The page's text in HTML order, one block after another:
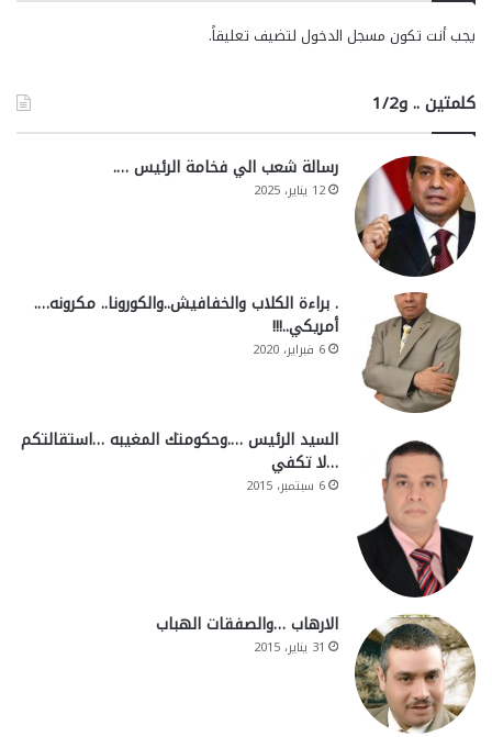
يجب أنت تكون مسجل الدخول لتضيف تعليقاً.
كلمتين .. و1/2
رسالة شعب الي فخامة الرئيس ….
12 يناير، 2025
. براءة الكلاب والخفافيش..والكورونا.. مكرونه….
أمريكي..!!!
6 فبراير، 2020
السيد الرئيس ….وحكومتك المغيبه …استقالتكم
…لا تكفي
6 سبتمبر، 2015
الارهاب …والصفقات الهباب
31 يناير، 2015